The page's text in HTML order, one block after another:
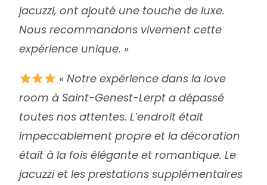
jacuzzi, ont ajouté une touche de luxe.
Nous recommandons vivement cette
expérience unique. »
« Notre expérience dans la love
room à Saint-Genest-Lerpt a dépassé
toutes nos attentes. L’endroit était
impeccablement propre et la décoration
était à la fois élégante et romantique. Le
jacuzzi et les prestations supplémentaires